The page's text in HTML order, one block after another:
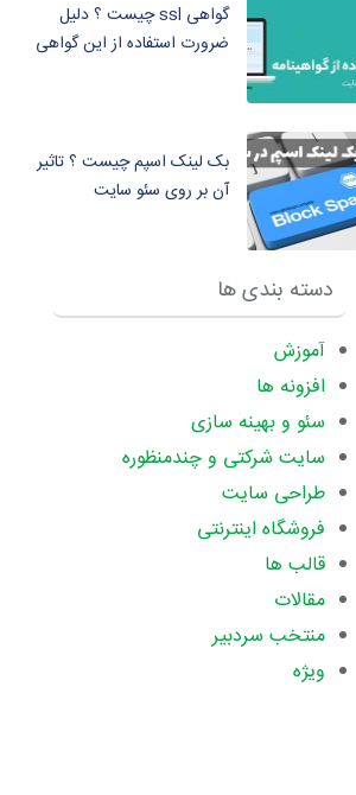
گواهی ssl چیست ؟ دلیل
ضرورت استفاده از این گواهی
بک لینک اسپم چیست ؟ تاثیر
آن بر روی سئو سایت
دسته بندی ها
آموزش
افزونه ها
سئو و بهینه سازی
سایت شرکتی و چندمنظوره
طراحی سایت
فروشگاه اینترنتی
قالب ها
مقالات
منتخب سردبیر
ویژه